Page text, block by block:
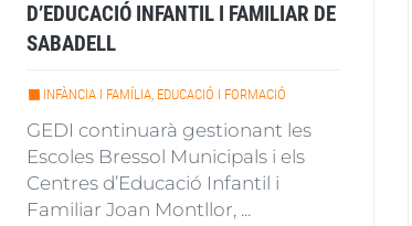
D’EDUCACIÓ INFANTIL I FAMILIAR DE
SABADELL
INFÀNCIA I FAMÍLIA, EDUCACIÓ I FORMACIÓ
GEDI continuarà gestionant les
Escoles Bressol Municipals i els
Centres d’Educació Infantil i
Familiar Joan Montllor, ...